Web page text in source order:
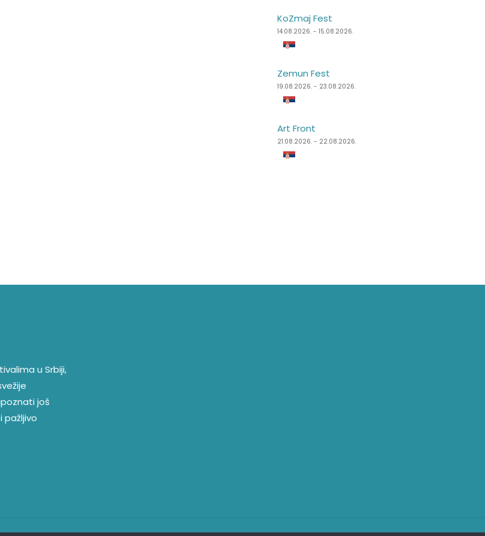
KoZmaj Fest
14.08.2026. - 15.08.2026.
Zemun Fest
19.08.2026. - 23.08.2026.
Art Front
21.08.2026. - 22.08.2026.
Špancirfest
21.08.2026. - 30.08.2026.
Sea Dance Festival
24.08.2026. - 27.08.2026.
Dimensions Festival
27.08.2026. - 31.08.2026.
u Srbiji,
još
pažljivo